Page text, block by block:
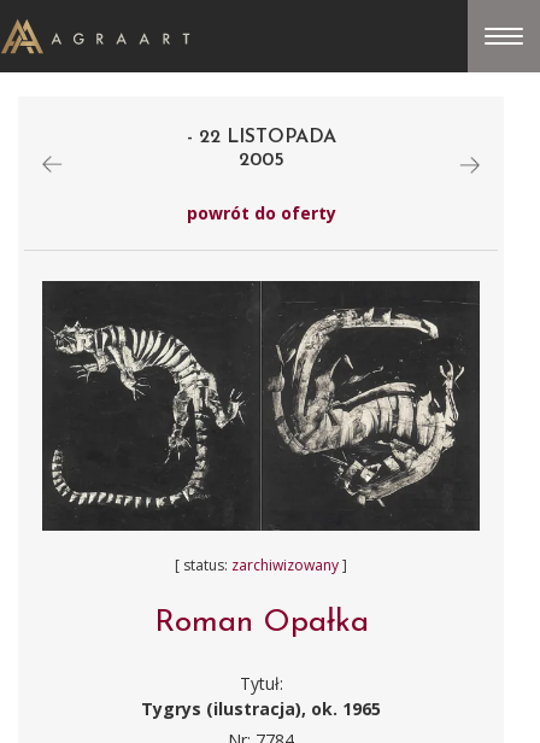
- 22 LISTOPADA
2005
powrót do oferty
[ status: zarchiwizowany]
Roman Opałka
Tytuł:
Tygrys (ilustracja), ok. 1965